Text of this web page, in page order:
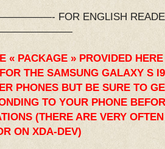
FOR ENGLISH
« PACKAGE » PROVIDED
THE SAMSUNG GALAXY S
PHONES BUT BE SURE TO
TO YOUR PHONE
(THERE ARE VERY
ON XDA-DEV)